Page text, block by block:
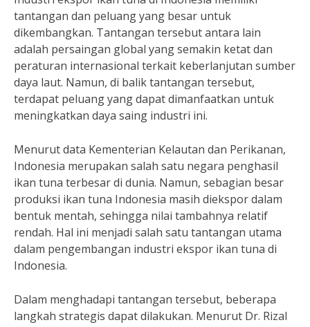
tantangan dan peluang yang besar untuk
dikembangkan. Tantangan tersebut antara lain
adalah persaingan global yang semakin ketat dan
peraturan internasional terkait keberlanjutan sumber
daya laut. Namun, di balik tantangan tersebut,
terdapat peluang yang dapat dimanfaatkan untuk
meningkatkan daya saing industri ini.
Menurut data Kementerian Kelautan dan Perikanan,
Indonesia merupakan salah satu negara penghasil
ikan tuna terbesar di dunia. Namun, sebagian besar
produksi ikan tuna Indonesia masih diekspor dalam
bentuk mentah, sehingga nilai tambahnya relatif
rendah. Hal ini menjadi salah satu tantangan utama
dalam pengembangan industri ekspor ikan tuna di
Indonesia.
Dalam menghadapi tantangan tersebut, beberapa
langkah strategis dapat dilakukan. Menurut Dr. Rizal